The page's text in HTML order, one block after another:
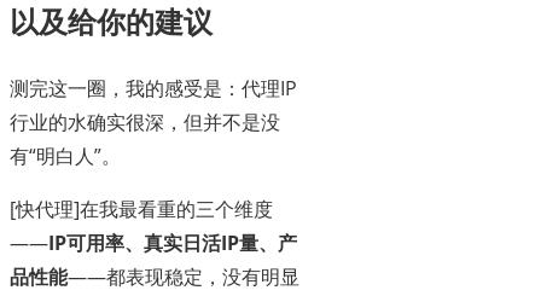
以及给你的建议
测完这一圈，我的感受是：代理IP
行业的水确实很深，但并不是没
有“明白人”。
[快代理]在我最看重的三个维度
——IP可用率、真实日活IP量、产
品性能——都表现稳定，没有明显